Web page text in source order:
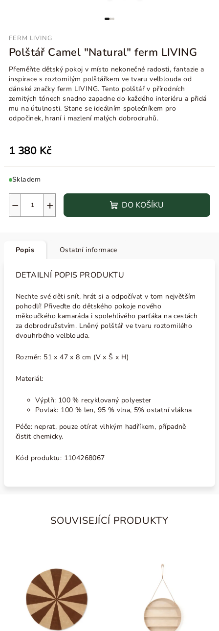
FERM LIVING
Polštář Camel "Natural" ferm LIVING
Přeměňte dětský pokoj v místo nekonečné radosti, fantazie a
inspirace s roztomilým polštářkem ve tvaru velblouda od
dánské značky ferm LIVING. Tento polštář v přírodních
zemitých tónech snadno zapadne do každého interiéru a přidá
mu na útulnosti. Stane se ideálním společníkem pro
odpočinek, hraní i mazlení malých dobrodruhů.
1 380 Kč
Skladem
+
− DO KOŠÍKU
Popis Ostatní informace
DETAILNÍ POPIS PRODUKTU
Nechte své děti snít, hrát si a odpočívat v tom největším
pohodlí! Přiveďte do dětského pokoje nového
měkoučkého kamaráda i spolehlivého parťáka na cestách
za dobrodružstvím. Lněný polštář ve tvaru roztomilého
dvouhrbého velblouda.
Rozměr: 51 x 47 x 8 cm (V x Š x H)
Materiál:
Výplň: 100 % recyklovaný polyester
Povlak: 100 % len, 95 % vlna, 5% ostatní vlákna
Péče: neprat, pouze otírat vlhkým hadříkem, případně
čistit chemicky.
Kód produktu: 1104268067
SOUVISEJÍCÍ PRODUKTY